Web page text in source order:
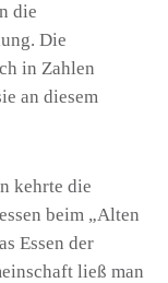
die
Die
in Zahlen
an diesem
kehrte die
beim „Alten
Essen der
ließ man